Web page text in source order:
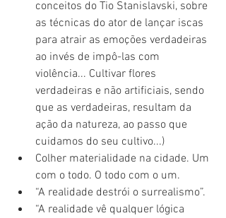
conceitos do Tio Stanislavski, sobre
as técnicas do ator de lançar iscas
para atrair as emoções verdadeiras
ao invés de impô-las com
violência... Cultivar flores
verdadeiras e não artificiais, sendo
que as verdadeiras, resultam da
ação da natureza, ao passo que
cuidamos do seu cultivo...)
Colher materialidade na cidade. Um
com o todo. O todo com o um.
“A realidade destrói o surrealismo”.
“A realidade vê qualquer lógica